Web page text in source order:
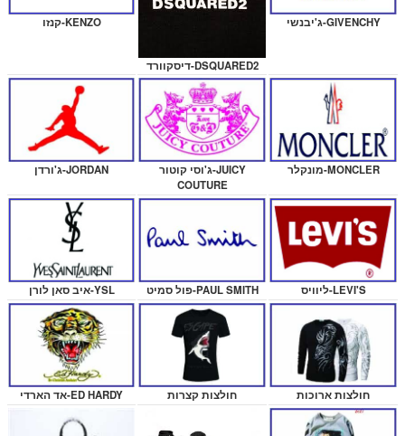
קנזו-KENZO
דיסקוורד-DSQUARED2
ג'יבנשי-GIVENCHY
ג'ורדן-JORDAN
ג'וסי קוטור-JUICY
COUTURE
מונקלר-MONCLER
איב סאן לורן-YSL פול סמיט-PAUL SMITH ליוויס-LEVI'S
אד הארדי-ED HARDY חולצות קצרות חולצות ארוכות